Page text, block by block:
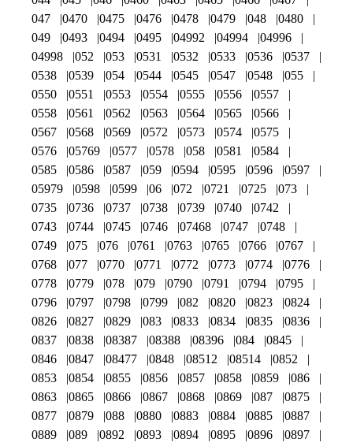
047
0470 0475 0476 0478 0479 048
0480
049
0493 0494 0495 04992 04994
04996
04998
052 053 0531 0532 0533 0536
0537
0538
0539 054 0544 0545 0547 0548
055
0550
0551 0553 0554 0555 0556
0557
0558
0561 0562 0563 0564 0565
0566
0567
0568 0569 0572 0573 0574
0575
0576
05769 0577 0578 058 0581
0584
0585
0586 0587 059 0594 0595 0596
0597
05979
0598 0599 06 072 0721 0725
073
0735
0736 0737 0738 0739 0740
0742
0743
0744 0745 0746 07468 0747
0748
0749
075 076 0761 0763 0765 0766
0767
0768
077 0770 0771 0772 0773 0774
0776
0778
0779 078 079 0790 0791 0794
0795
0796
0797 0798 0799 082 0820 0823
0824
0826
0827 0829 083 0833 0834 0835
0836
0837
0838 08387 08388 08396 084
0845
0846
0847 08477 0848 08512 08514
0852
0853
0854 0855 0856 0857 0858 0859
086
0863
0865 0866 0867 0868 0869 087
0875
0877
0879 088 0880 0883 0884 0885
0887
0889
089 0892 0893 0894 0895 0896
0897